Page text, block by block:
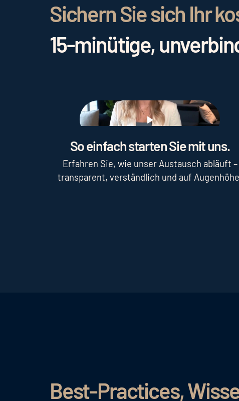
Sichern Sie sich Ihr
15-minütige,
Play
So einfach starten Sie mit uns.
Erfahren Sie, wie unser Austausch abläuft –
transparent, verständlich und auf
Best-Practices,